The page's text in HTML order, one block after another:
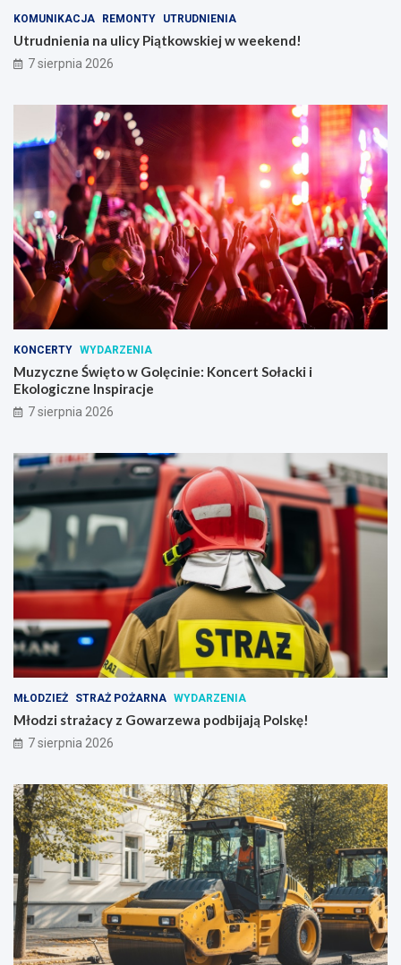
r
z
y
i
e
!
KOMUNIKACJA REMONTY UTRUDNIENIA
Utrudnienia na ulicy Piątkowskiej w weekend!
7 sierpnia 2026
KONCERTY WYDARZENIA
Muzyczne Święto w Golęcinie: Koncert Sołacki i
Ekologiczne Inspiracje
7 sierpnia 2026
MŁODZIEŻ STRAŻ POŻARNA WYDARZENIA
Młodzi strażacy z Gowarzewa podbijają Polskę!
7 sierpnia 2026